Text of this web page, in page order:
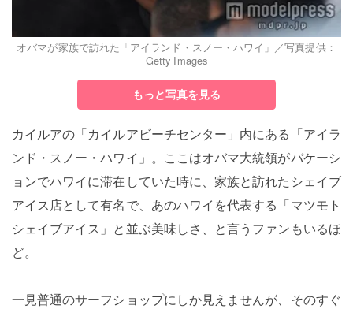
オバマが家族で訪れた「アイランド・スノー・ハワイ」／写真提供：
Getty Images
もっと写真を見る
カイルアの「カイルアビーチセンター」内にある「アイラ
ンド・スノー・ハワイ」。ここはオバマ大統領がバケーシ
ョンでハワイに滞在していた時に、家族と訪れたシェイブ
アイス店として有名で、あのハワイを代表する「マツモト
シェイブアイス」と並ぶ美味しさ、と言うファンもいるほ
ど。
一見普通のサーフショップにしか見えませんが、そのすぐ